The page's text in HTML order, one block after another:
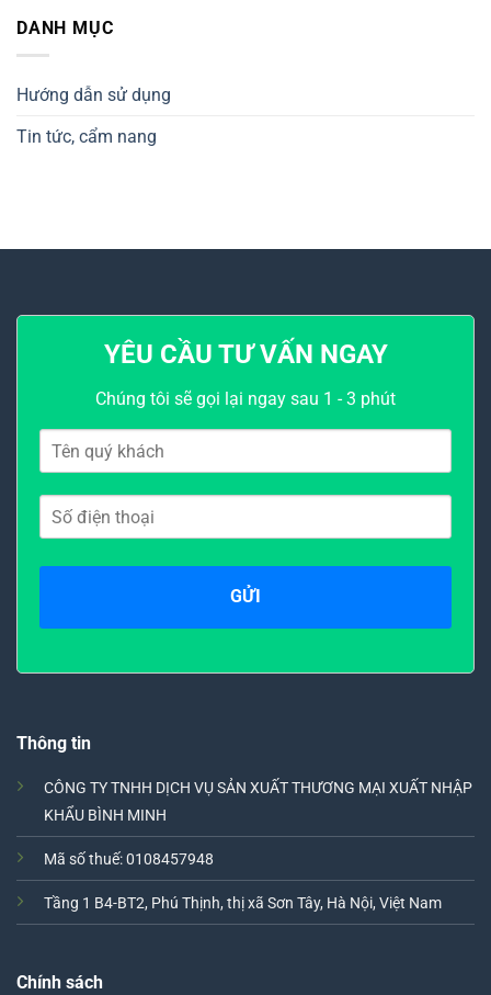
DANH MỤC
Hướng dẫn sử dụng
Tin tức, cẩm nang
YÊU CẦU TƯ VẤN NGAY
Chúng tôi sẽ gọi lại ngay sau 1 - 3 phút
Thông tin
CÔNG TY TNHH DỊCH VỤ SẢN XUẤT THƯƠNG MẠI XUẤT NHẬP
KHẨU BÌNH MINH
Mã số thuế: 0108457948
Tầng 1 B4-BT2, Phú Thịnh, thị xã Sơn Tây, Hà Nội, Việt Nam
Chính sách